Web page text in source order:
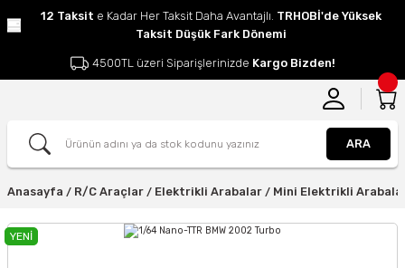
12 Taksit e Kadar Her Taksit Daha Avantajlı. TRHOBİ'de Yüksek
Taksit Düşük Fark Dönemi
4500TL üzeri Siparişlerinizde Kargo Bizden!
ARA
Anasayfa R/C Araçlar Elektrikli Arabalar Mini Elektrikli
YENİ